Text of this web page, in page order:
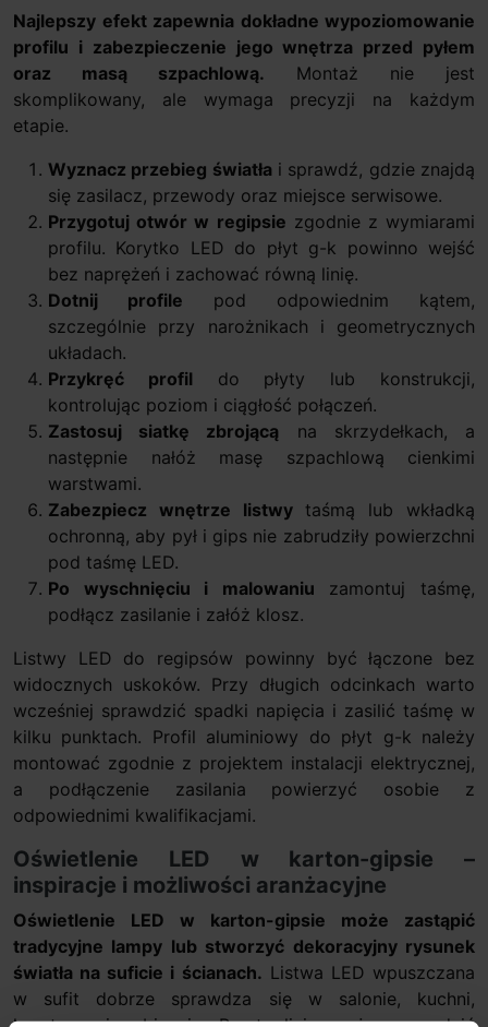
Najlepszy efekt zapewnia dokładne wypoziomowanie
profilu i zabezpieczenie jego wnętrza przed pyłem
oraz masą szpachlową. Montaż nie jest
skomplikowany, ale wymaga precyzji na każdym
etapie.
Wyznacz przebieg światła i sprawdź, gdzie znajdą
się zasilacz, przewody oraz miejsce serwisowe.
Przygotuj otwór w regipsie zgodnie z wymiarami
profilu. Korytko LED do płyt g-k powinno wejść
bez naprężeń i zachować równą linię.
Dotnij profile pod odpowiednim kątem,
szczególnie przy narożnikach i geometrycznych
układach.
Przykręć profil do płyty lub konstrukcji,
kontrolując poziom i ciągłość połączeń.
Zastosuj siatkę zbrojącą na skrzydełkach, a
następnie nałóż masę szpachlową cienkimi
warstwami.
Zabezpiecz wnętrze listwytaśmą lub wkładką
ochronną, aby pył i gips nie zabrudziły powierzchni
pod taśmę LED.
Po wyschnięciu i malowaniu zamontuj taśmę,
podłącz zasilanie i załóż klosz.
Listwy LED do regipsów powinny być łączone bez
widocznych uskoków. Przy długich odcinkach warto
wcześniej sprawdzić spadki napięcia i zasilić taśmę w
kilku punktach. Profil aluminiowy do płyt g-k należy
montować zgodnie z projektem instalacji elektrycznej,
a podłączenie zasilania powierzyć osobie z
odpowiednimi kwalifikacjami.
Oświetlenie LED w karton-gipsie –
inspiracje i możliwości aranżacyjne
Oświetlenie LED w karton-gipsie może zastąpić
tradycyjne lampy lub stworzyć dekoracyjny rysunek
światła na suficie i ścianach. Listwa LED wpuszczana
w sufit dobrze sprawdza się w salonie, kuchni,